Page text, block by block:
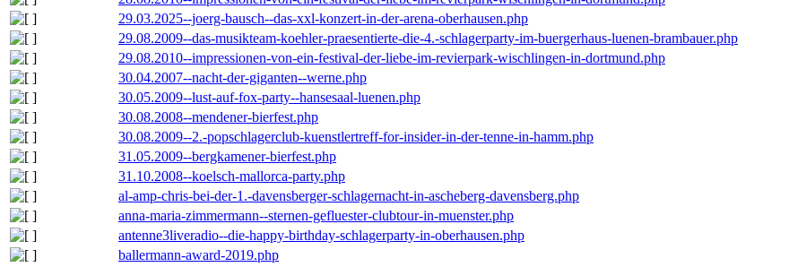
29.03.2025--joerg-bausch--das-xxl-konzert-in-der-arena-oberhausen.php
29.08.2009--das-musikteam-koehler-praesentierte-die-4.-schlagerparty-im-buergerhaus-luenen-brambauer.php
29.08.2010--impressionen-von-ein-festival-der-liebe-im-revierpark-wischlingen-in-dortmund.php
30.04.2007--nacht-der-giganten--werne.php
30.05.2009--lust-auf-fox-party--hansesaal-luenen.php
30.08.2008--mendener-bierfest.php
30.08.2009--2.-popschlagerclub-kuenstlertreff-for-insider-in-der-tenne-in-hamm.php
31.05.2009--bergkamener-bierfest.php
31.10.2008--koelsch-mallorca-party.php
al-amp-chris-bei-der-1.-davensberger-schlagernacht-in-ascheberg-davensberg.php
anna-maria-zimmermann--sternen-gefluester-clubtour-in-muenster.php
antenne3liveradio--die-happy-birthday-schlagerparty-in-oberhausen.php
ballermann-award-2019.php